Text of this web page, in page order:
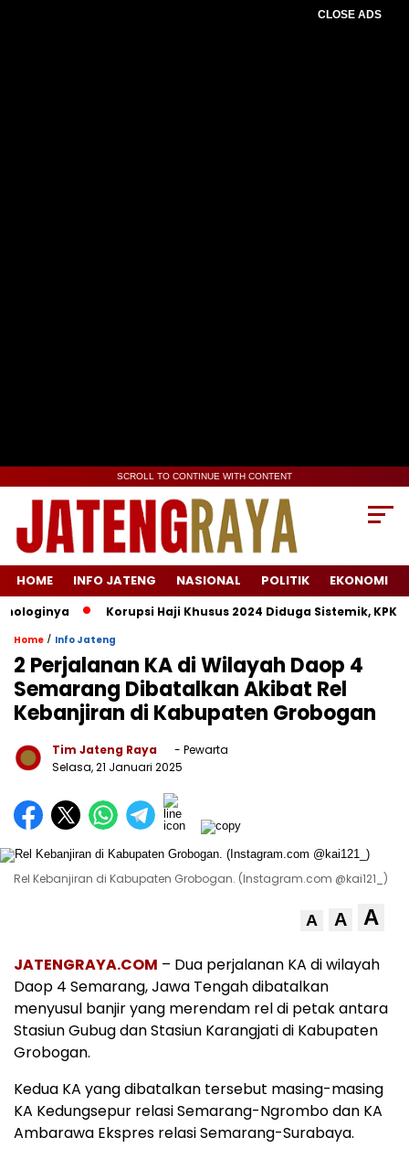
CLOSE ADS
SCROLL TO CONTINUE WITH CONTENT
HOME INFO JATENG NASIONAL POLITIK EKONOMI
Korupsi Haji Khusus 2024 Diduga Sistemik, KPK
Home / Info Jateng
2 Perjalanan KA di Wilayah Daop 4
Semarang Dibatalkan Akibat Rel
Kebanjiran di Kabupaten Grobogan
Tim Jateng Raya
- Pewarta
Selasa, 21 Januari 2025
Rel Kebanjiran di Kabupaten Grobogan. (Instagram.com @kai121_)
A A A
JATENGRAYA.COM – Dua perjalanan KA di wilayah
Daop 4 Semarang, Jawa Tengah dibatalkan
menyusul banjir yang merendam rel di petak antara
Stasiun Gubug dan Stasiun Karangjati di Kabupaten
Grobogan.
Kedua KA yang dibatalkan tersebut masing-masing
KA Kedungsepur relasi Semarang-Ngrombo dan KA
Ambarawa Ekspres relasi Semarang-Surabaya.